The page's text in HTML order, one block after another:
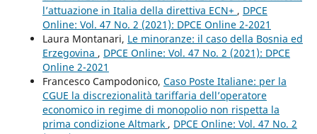
l’attuazione in Italia della direttiva ECN+ , DPCE
Online: Vol. 47 No. 2 (2021): DPCE Online 2-2021
Laura Montanari, Le minoranze: il caso della Bosnia ed
Erzegovina , DPCE Online: Vol. 47 No. 2 (2021): DPCE
Online 2-2021
Francesco Campodonico, Caso Poste Italiane: per la
CGUE la discrezionalità tariffaria dell’operatore
economico in regime di monopolio non rispetta la
prima condizione Altmark , DPCE Online: Vol. 47 No. 2